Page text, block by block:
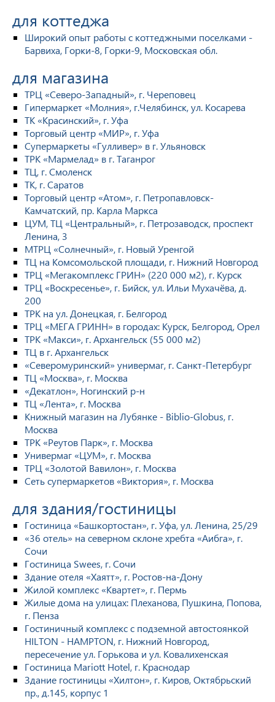
для коттеджа
Широкий опыт работы с коттеджными поселками -
Барвиха, Горки-8, Горки-9, Московская обл.
для магазина
ТРЦ «Северо-Западный», г. Череповец
Гипермаркет «Молния», г.Челябинск, ул. Косарева
ТК «Красинский», г. Уфа
Торговый центр «МИР», г. Уфа
Супермаркеты «Гулливер» в г. Ульяновск
ТРК «Мармелад» в г. Таганрог
ТЦ, г. Смоленск
ТК, г. Саратов
Торговый центр «Атом», г. Петропавловск-
Камчатский, пр. Карла Маркса
ЦУМ, ТЦ «Центральный», г. Петрозаводск, проспект
Ленина, 3
МТРЦ «Солнечный», г. Новый Уренгой
ТЦ на Комсомольской площади, г. Нижний Новгород
ТРЦ «Мегакомплекс ГРИН» (220 000 м2), г. Курск
ТРЦ «Воскресенье», г. Бийск, ул. Ильи Мухачёва, д.
200
ТРК на ул. Донецкая, г. Белгород
ТРЦ «МЕГА ГРИНН» в городах: Курск, Белгород, Орел
ТРК «Макси», г. Архангельск (55 000 м2)
ТЦ в г. Архангельск
«Северомуринский» универмаг, г. Санкт-Петербург
ТЦ «Москва», г. Москва
«Декатлон», Ногинский р-н
ТЦ «Лента», г. Москва
Книжный магазин на Лубянке - Biblio-Globus, г.
Москва
ТРК «Реутов Парк», г. Москва
Универмаг «ЦУМ», г. Москва
ТРЦ «Золотой Вавилон», г. Москва
Сеть супермаркетов «Виктория», г. Москва
для здания/гостиницы
Гостиница «Башкортостан», г. Уфа, ул. Ленина, 25/29
«36 отель» на северном склоне хребта «Аибга», г.
Сочи
Гостиница Swees, г. Сочи
Здание отеля «Хаятт», г. Ростов-на-Дону
Жилой комплекс «Квартет», г. Пермь
Жилые дома на улицах: Плеханова, Пушкина, Попова,
г. Пенза
Гостиничный комплекс с подземной автостоянкой
HILTON - HAMPTON, г. Нижний Новгород,
пересечение ул. Горькова и ул. Ковалихенская
Гостиница Mariott Hotel, г. Краснодар
Здание гостиницы «Хилтон», г. Киров, Октябрьский
пр., д.145, корпус 1